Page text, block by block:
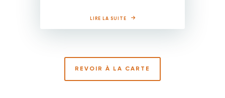
LIRE LA SUITE
REVOIR À LA CARTE